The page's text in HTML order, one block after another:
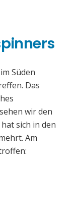
Süden
Das
wir den
sich in den
Am